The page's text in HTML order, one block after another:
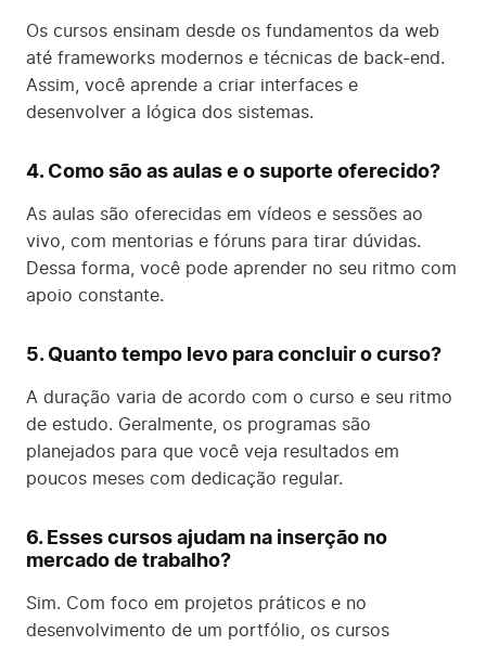
Os cursos ensinam desde os fundamentos da web
até frameworks modernos e técnicas de back-end.
Assim, você aprende a criar interfaces e
desenvolver a lógica dos sistemas.
4. Como são as aulas e o suporte oferecido?
As aulas são oferecidas em vídeos e sessões ao
vivo, com mentorias e fóruns para tirar dúvidas.
Dessa forma, você pode aprender no seu ritmo com
apoio constante.
5. Quanto tempo levo para concluir o curso?
A duração varia de acordo com o curso e seu ritmo
de estudo. Geralmente, os programas são
planejados para que você veja resultados em
poucos meses com dedicação regular.
6. Esses cursos ajudam na inserção no
mercado de trabalho?
Sim. Com foco em projetos práticos e no
desenvolvimento de um portfólio, os cursos